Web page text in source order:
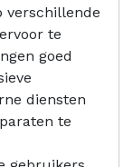
verschillende
te
goed
diensten
te